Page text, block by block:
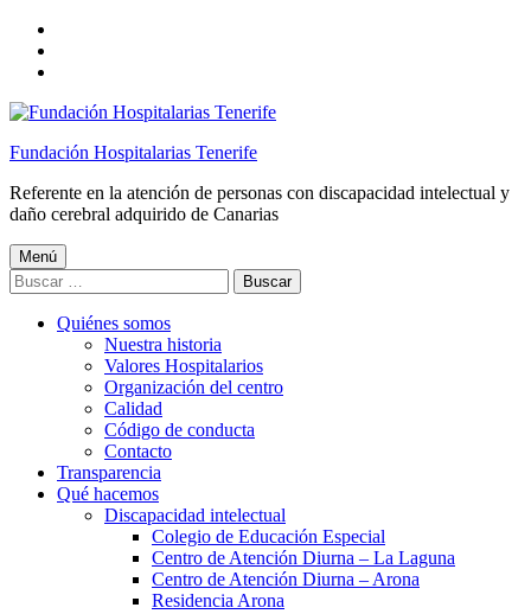
principal
principal
pie
página
Fundación Hospitalarias Tenerife
Referente en la atención de personas con discapacidad intelectual y
daño cerebral adquirido de Canarias
Menú
Buscar:
Quiénes somos
Nuestra historia
Valores Hospitalarios
Organización del centro
Calidad
Código de conducta
Contacto
Transparencia
Qué hacemos
Discapacidad intelectual
Colegio de Educación Especial
Centro de Atención Diurna – La Laguna
Centro de Atención Diurna – Arona
Residencia Arona